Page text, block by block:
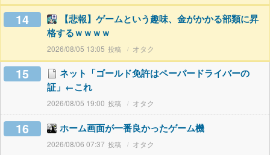
14
【悲報】ゲームという趣味、金がかかる部類に昇
格するｗｗｗｗ
2026/08/05 13:05 オタク
15
ネット「ゴールド免許はペーパードライバーの
証」←これ
2026/08/05 19:00 オタク
16 ホーム画面が一番良かったゲーム機
2026/08/06 07:37 オタク